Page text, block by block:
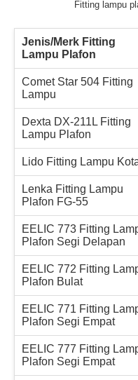
Fitting lampu
Jenis/Merk Fitting
Lampu Plafon
Comet Star 504 Fitting
Lampu
Dexta DX-211L Fitting
Lampu Plafon
Lido Fitting Lampu
Lenka Fitting Lampu
Plafon FG-55
EELIC 773 Fitting
Plafon Segi Delapan
EELIC 772 Fitting
Plafon Bulat
EELIC 771 Fitting
Plafon Segi Empat
EELIC 777 Fitting
Plafon Segi Empat